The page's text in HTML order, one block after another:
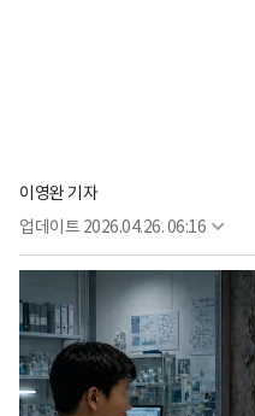
이영완 기자
업데이트 2026.04.26. 06:16